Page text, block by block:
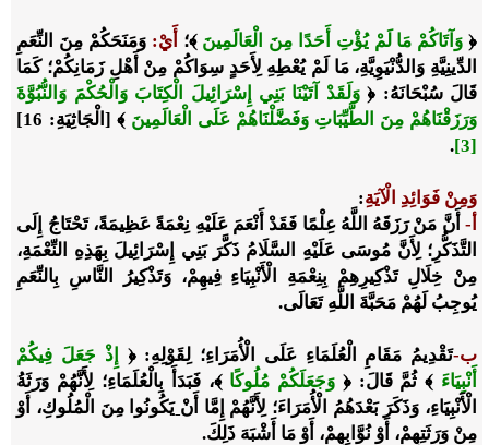
﴿ وَآتَاكُمْ مَا لَمْ يُؤْتِ أَحَدًا مِنَ الْعَالَمِينَ ﴾؛ أَيْ: وَمَنَحَكُمْ مِنَ النِّعَمِ
الدِّينِيَّةِ وَالدُّنْيَوِيَّةِ، مَا لَمْ يُعْطِهِ لِأَحَدٍ سِوَاكُمْ مِنْ أَهْلِ زَمَانِكُمْ؛ كَمَا
قَالَ سُبْحَانَهُ: ﴿وَلَقَدْ آتَيْنَا بَنِي إِسْرَائِيلَ الْكِتَابَ وَالْحُكْمَ وَالنُّبُوَّةَ
وَرَزَقْنَاهُمْ مِنَ الطَّيِّبَاتِ وَفَضَّلْنَاهُمْ عَلَى الْعَالَمِينَ ﴾ [الْجَاثِيَةِ: 16]
[3]
.
وَمِنْ فَوَائِدِ الْآيَةِ:
أ- أَنَّ مَنْ رَزَقَهُ اللَّهُ عِلْمًا فَقَدْ أَنْعَمَ عَلَيْهِ نِعْمَةً عَظِيمَةً، تَحْتَاجُ إِلَى
التَّذَكُّرِ؛ لِأَنَّ مُوسَى عَلَيْهِ السَّلَامُ ذَكَّرَ بَنِي إِسْرَائِيلَ بِهَذِهِ النِّعْمَةِ،
مِنْ خِلَالِ تَذْكِيرِهِمْ بِنِعْمَةِ الْأَنْبِيَاءِ فِيهِمْ، وَتَذْكِيرُ النَّاسِ بِالنِّعَمِ
يُوجِبُ لَهُمْ مَحَبَّةَ اللَّهِ تَعَالَى.
ب-تَقْدِيمُ مَقَامِ الْعُلَمَاءِ عَلَى الْأُمَرَاءِ؛ لِقَوْلِهِ: ﴿
إِذْ جَعَلَ فِيكُمْ
أَنْبِيَاءَ ﴾ ثُمَّ قَالَ: ﴿ وَجَعَلَكُمْ مُلُوكًا ﴾، فَبَدَأَ بِالْعُلَمَاءِ؛ لِأَنَّهُمْ وَرَثَةُ
الْأَنْبِيَاءِ، وَذَكَرَ بَعْدَهُمُ الْأُمَرَاءَ؛ لِأَنَّهُمْ إِمَّا أَنْ يَكُونُوا مِنَ الْمُلُوكِ، أَوْ
مِنْ وَرَثَتِهِمْ، أَوْ نُوَّابِهِمْ، أَوْ مَا أَشْبَهَ ذَلِكَ.